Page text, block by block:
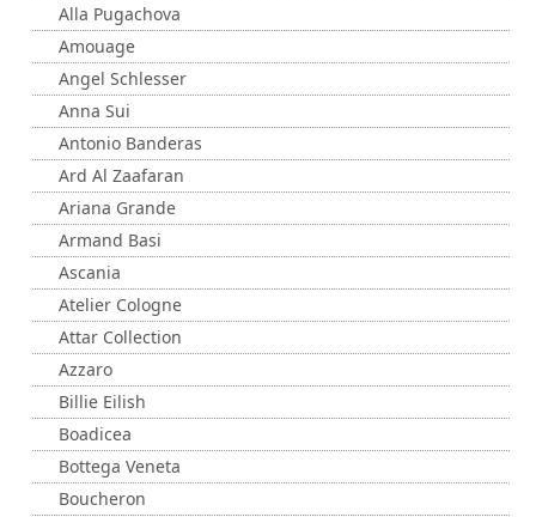
Alla Pugachova
Amouage
Angel Schlesser
Anna Sui
Antonio Banderas
Ard Al Zaafaran
Ariana Grande
Armand Basi
Ascania
Atelier Cologne
Attar Collection
Azzaro
Billie Eilish
Boadicea
Bottega Veneta
Boucheron